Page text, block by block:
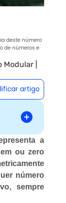
deste número
de números e
Modular
artigo
a
ou zero
número
sempre